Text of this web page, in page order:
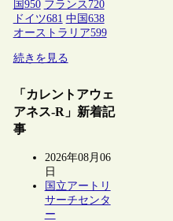
国 950 フランス 720
ドイツ681 中国 638
オーストラリア599
続きを見る
「カレントアウェ
アネス-R」新着記
事
2026年08月06
日
国立アートリ
サーチセンタ
ー